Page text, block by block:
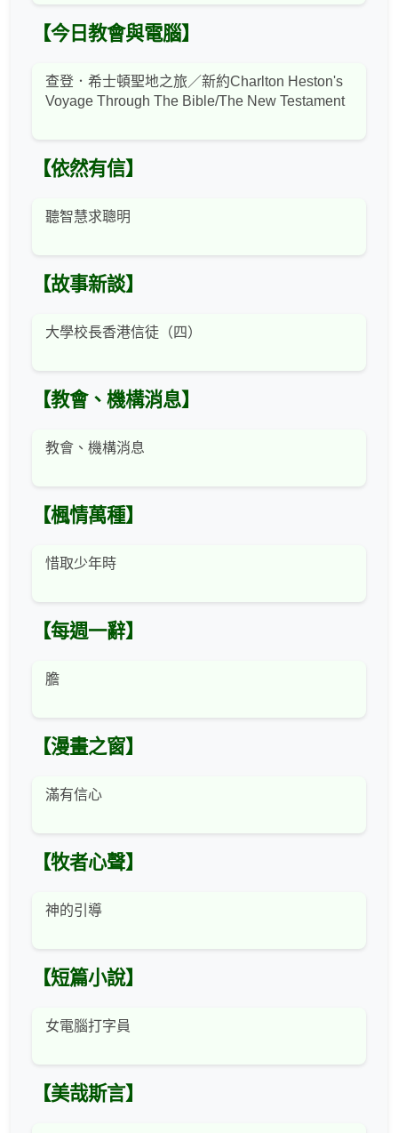
【今日教會與電腦】
查登．希士頓聖地之旅／新約Charlton Heston's
Voyage Through The Bible/The New Testament
【依然有信】
聽智慧求聰明
【故事新談】
大學校長香港信徒（四）
【教會、機構消息】
教會、機構消息
【楓情萬種】
惜取少年時
【每週一辭】
膽
【漫畫之窗】
滿有信心
【牧者心聲】
神的引導
【短篇小說】
女電腦打字員
【美哉斯言】